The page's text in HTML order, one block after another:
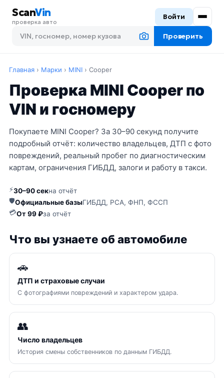
ScanVin
проверка авто
Проверить
Войти
Главная › Марки › MINI › Cooper
Проверка MINI Cooper по
VIN и госномеру
Покупаете MINI Cooper? За 30–90 секунд получите
подробный отчёт: количество владельцев, ДТП с фото
повреждений, реальный пробег по диагностическим
картам, ограничения ГИБДД, залоги и работу в такси.
⚡30–90 секна отчёт
🛡Официальные базыГИБДД, РСА, ФНП, ФССП
💳От 99 ₽за отчёт
Что вы узнаете об автомобиле
🚗
ДТП и страховые случаи
С фотографиями повреждений и характером удара.
👥
Число владельцев
История смены собственников по данным ГИБДД.